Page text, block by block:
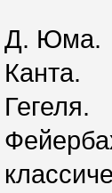
Д. Юма.